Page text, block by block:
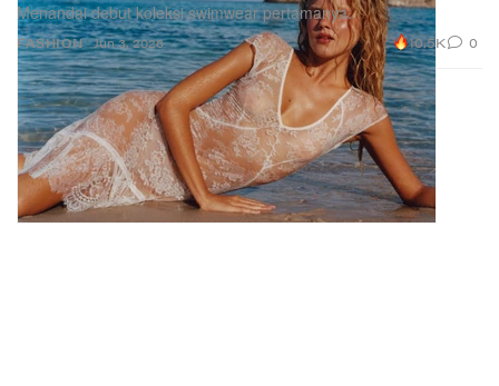
FASHION
Menandai debut koleksi swimwear pertamanya.
Jun 3, 2026 10.5K 0